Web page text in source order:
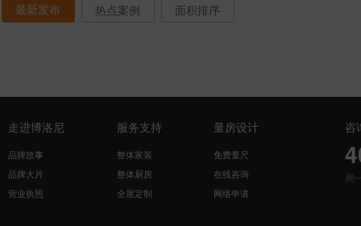
最新发布 热点案例 面积排序
走进博洛尼
品牌故事
品牌大片
营业执照
服务支持
整体家装
整体厨房
全屋定制
量房设计
免费量尺
在线咨询
网络申请
咨
周